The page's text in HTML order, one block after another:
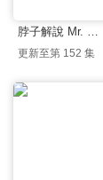
更新至第 152 集